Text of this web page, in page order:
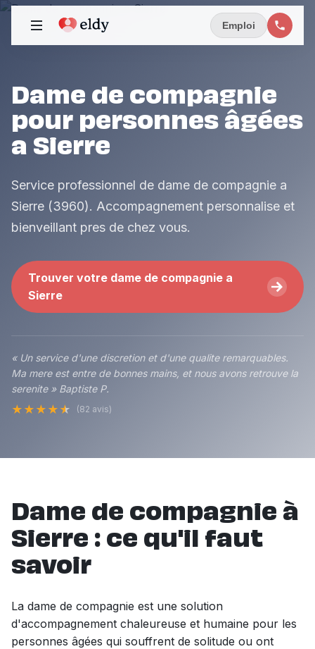
Emploi
Dame de compagnie
pour personnes âgées
a Sierre
Service professionnel de dame de compagnie a
Sierre (3960). Accompagnement personnalise et
bienveillant pres de chez vous.
Trouver votre dame de compagnie a
Sierre
« Un service d'une discretion et d'une qualite remarquables.
Ma mere est entre de bonnes mains, et nous avons retrouve la
serenite » Baptiste P.
★ ★ ★ ★ ★ (82 avis)
Dame de compagnie à
Sierre : ce qu'il faut
savoir
La dame de compagnie est une solution
d'accompagnement chaleureuse et humaine pour les
personnes âgées qui souffrent de solitude ou ont